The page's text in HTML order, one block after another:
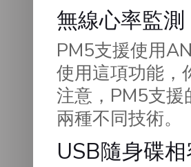
無線心率監測
PM5支援使用
使用這項功能，
注意，PM5支
兩種不同技術。
USB隨身碟